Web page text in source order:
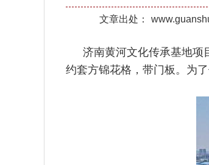
文章出处：
济南黄河文化传承基地项
约套方锦花格，带门板。为